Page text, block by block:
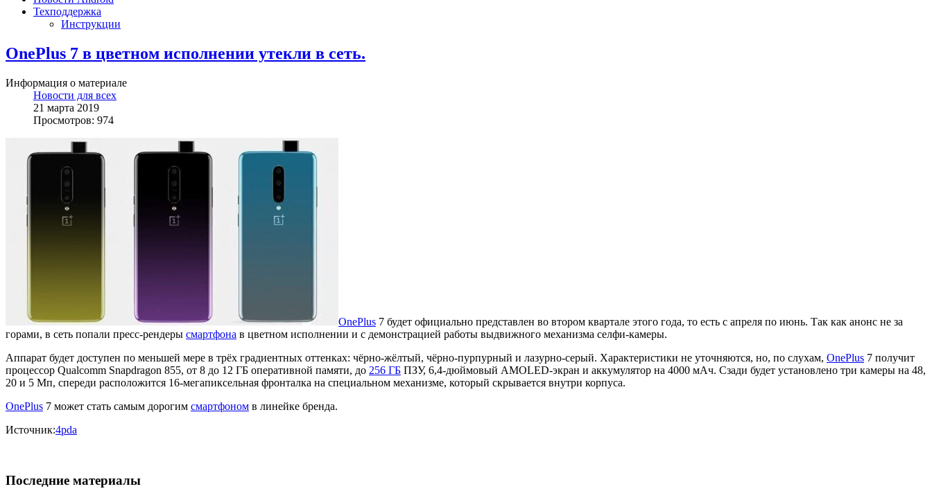
Техподдержка
Инструкции
OnePlus 7 в цветном исполнении утекли в сеть.
Информация о материале
Новости для всех
21 марта 2019
Просмотров: 974
OnePlus 7 будет официально представлен во втором квартале этого года, то есть с апреля по июнь. Так как анонс не за
горами, в сеть попали пресс-рендеры смартфона в цветном исполнении и с демонстрацией работы выдвижного механизма селфи-камеры.
Аппарат будет доступен по меньшей мере в трёх градиентных оттенках: чёрно-жёлтый, чёрно-пурпурный и лазурно-серый. Характеристики не уточняются, но, по слухам, OnePlus 7 получит
процессор Qualcomm Snapdragon 855, от 8 до 12 ГБ оперативной памяти, до 256 ГБ ПЗУ, 6,4-дюймовый AMOLED-экран и аккумулятор на 4000 мАч. Сзади будет установлено три камеры на 48,
20 и 5 Мп, спереди расположится 16-мегапиксельная фронталка на специальном механизме, который скрывается внутри корпуса.
OnePlus 7 может стать самым дорогим смартфоном в линейке бренда.
Источник:4pda
Последние материалы